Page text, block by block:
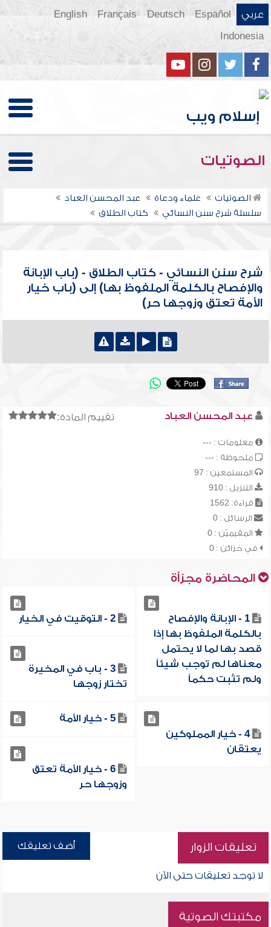
عربي Español
Deutsch
Français
English
Indonesia
الصوتيات
الصوتيات علماء ودعاة
عبد المحسن العباد
سلسلة شرح سنن النسائي
كتاب الطلاق
شرح سنن النسائي - كتاب الطلاق - (باب الإبانة
والإفصاح بالكلمة الملفوظ بها) إلى (باب خيار
الأمة تعتق وزوجها حر)
تقييم المادة: عبد المحسن العباد
معلومات : ---
ملحوظة : ---
المستمعين : 97
التنزيل : 910
قراءة: 1562
الرسائل : 0
المقيميّن : 0
في خزائن : 0
المحاضرة مجزأة
1 - الإبانة والإفصاح
بالكلمة الملفوظ بها إذا
قصد بها لما لا يحتمل
معناها لم توجب شيئاً
ولم تثبت حكماً
2 - التوقيت في الخيار
3 - باب في المخيرة
تختار زوجها
4 - خيار المملوكين
يعتقان
5 - خيار الأمة
6 - خيار الأمة تعتق
وزوجها حر
تعليقات الزوار أضف تعليقك
لا توجد تعليقات حتى الآن
مكتبتك الصوتية